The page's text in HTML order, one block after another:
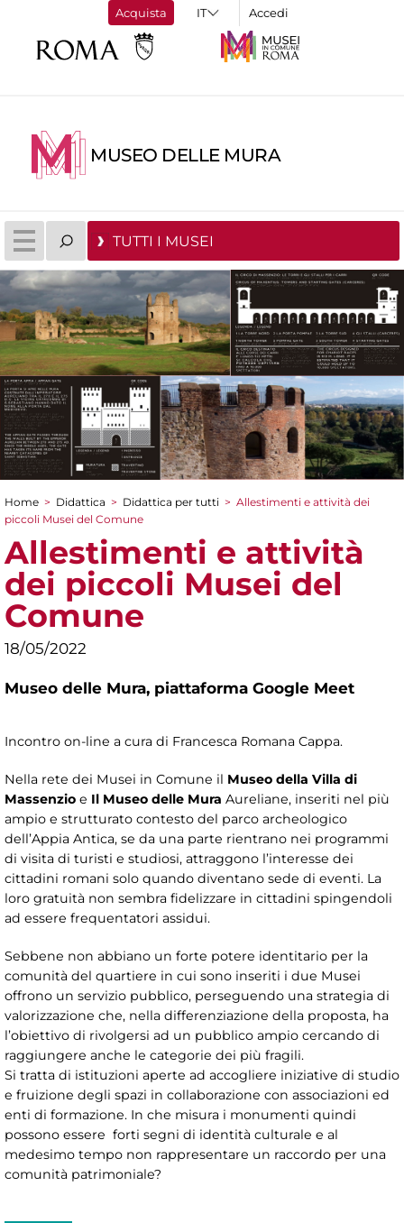
Acquista Accedi
MUSEO DELLE MURA
TUTTI I MUSEI
Tu sei qui
Home > Didattica > Didattica per tutti > Allestimenti e attività dei
piccoli Musei del Comune
Allestimenti e attività
dei piccoli Musei del
Comune
18/05/2022
Museo delle Mura, piattaforma Google Meet
Incontro on-line a cura di Francesca Romana Cappa.
Nella rete dei Musei in Comune il Museo della Villa di
Massenzio e Il Museo delle Mura Aureliane, inseriti nel più
ampio e strutturato contesto del parco archeologico
dell’Appia Antica, se da una parte rientrano nei programmi
di visita di turisti e studiosi, attraggono l’interesse dei
cittadini romani solo quando diventano sede di eventi. La
loro gratuità non sembra fidelizzare in cittadini spingendoli
ad essere frequentatori assidui.
Sebbene non abbiano un forte potere identitario per la
comunità del quartiere in cui sono inseriti i due Musei
offrono un servizio pubblico, perseguendo una strategia di
valorizzazione che, nella differenziazione della proposta, ha
l’obiettivo di rivolgersi ad un pubblico ampio cercando di
raggiungere anche le categorie dei più fragili.
Si tratta di istituzioni aperte ad accogliere iniziative di studio
e fruizione degli spazi in collaborazione con associazioni ed
enti di formazione. In che misura i monumenti quindi
possono essere forti segni di identità culturale e al
medesimo tempo non rappresentare un raccordo per una
comunità patrimoniale?